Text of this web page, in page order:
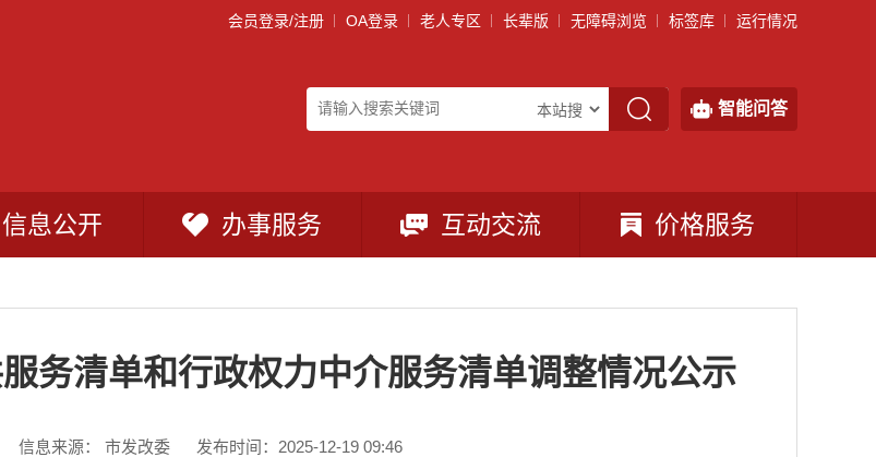
会员登录/注册 OA登录 老人专区 长辈版 无障碍浏览 标签库 运行情况
智能问答
信息公开 办事服务 互动交流 价格服务
务清单和行政权力中介服务清单调整情况公示
信息来源： 市发改委
发布时间：2025-12-19 09:46